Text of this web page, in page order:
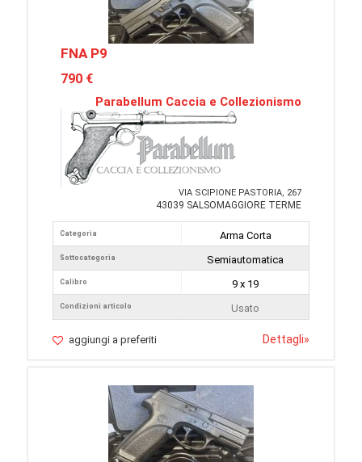
FNA P9
790 €
Parabellum Caccia e Collezionismo
VIA SCIPIONE PASTORIA, 267
43039 SALSOMAGGIORE TERME
Categoria
Sottocategoria
Calibro
Condizioni articolo
Arma Corta
Semiautomatica
9 x 19
Usato
aggiungi a preferiti Dettagli»